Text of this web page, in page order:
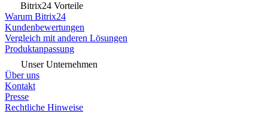
Bitrix24 Vorteile
Warum Bitrix24
Kundenbewertungen
Vergleich mit anderen Lösungen
Produktanpassung
Unser Unternehmen
Über uns
Kontakt
Presse
Rechtliche Hinweise